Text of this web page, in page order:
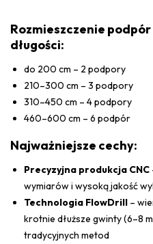
Rozmieszczenie
długości:
do 200 cm – 2 podpory
210–300 cm – 3 podpory
310–450 cm – 4 podpory
460–600 cm – 6 podpór
Najważniejsze cechy:
Precyzyjna produkcja CNC
wymiarów i wysoką jakość
Technologia FlowDrill –
krotnie dłuższe gwinty (6–8
tradycyjnych metod